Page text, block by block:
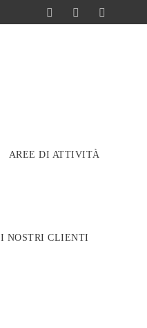
AREE DI ATTIVITÀ
I NOSTRI CLIENTI